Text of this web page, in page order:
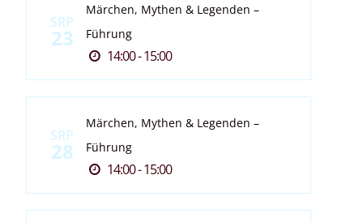
SRP
23
Märchen, Mythen & Legenden –
Führung
14:00 - 15:00
SRP
28
Märchen, Mythen & Legenden –
Führung
14:00 - 15:00